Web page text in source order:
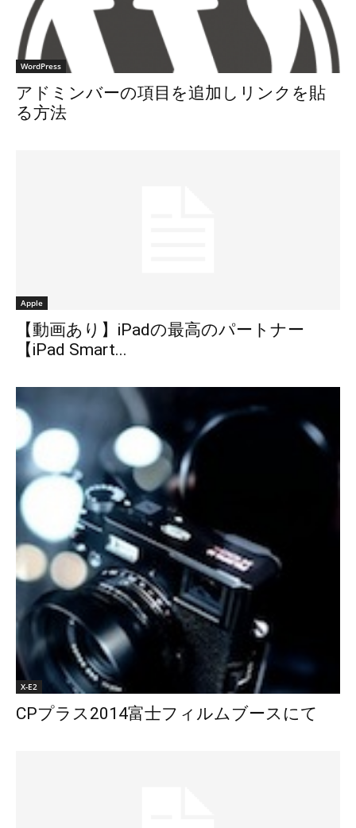
WordPress
アドミンバーの項目を追加しリンクを貼
る方法
Apple
【動画あり】iPadの最高のパートナー
【iPad Smart...
X-E2
CPプラス2014富士フィルムブースにて